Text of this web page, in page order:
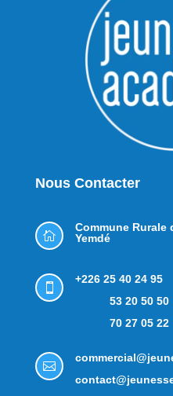
Nous Contacter

Commune Rurale
Yemdé

+226 25 40 24 95
53 20 50 50
70 27 05 22
